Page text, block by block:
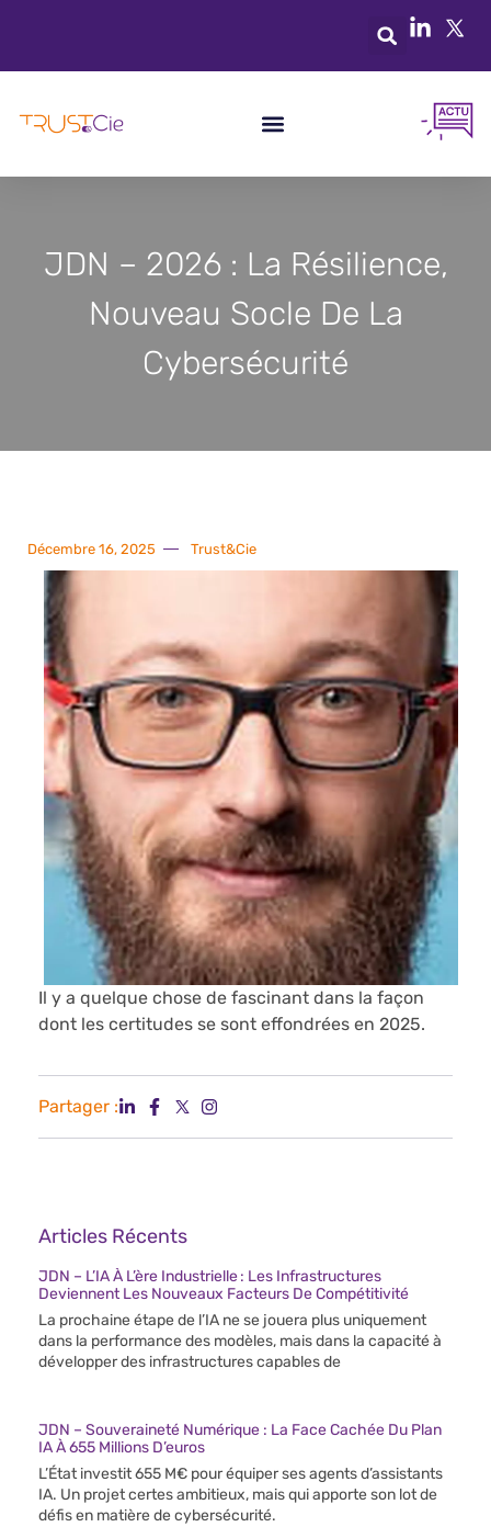
JDN – 2026 : La Résilience,
Nouveau Socle De La
Cybersécurité
Décembre 16, 2025 Trust&Cie
Il y a quelque chose de fascinant dans la façon
dont les certitudes se sont effondrées en 2025.
Partager :
Articles Récents
JDN – L’IA À L’ère Industrielle : Les Infrastructures
Deviennent Les Nouveaux Facteurs De Compétitivité
La prochaine étape de l’IA ne se jouera plus uniquement
dans la performance des modèles, mais dans la capacité à
développer des infrastructures capables de
JDN – Souveraineté Numérique : La Face Cachée Du Plan
IA À 655 Millions D’euros
L’État investit 655 M€ pour équiper ses agents d’assistants
IA. Un projet certes ambitieux, mais qui apporte son lot de
défis en matière de cybersécurité.